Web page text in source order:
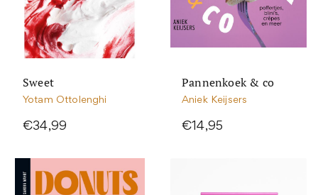
Sweet
Yotam Ottolenghi
€34,99
Pannenkoek & co
Aniek Keijsers
€14,95